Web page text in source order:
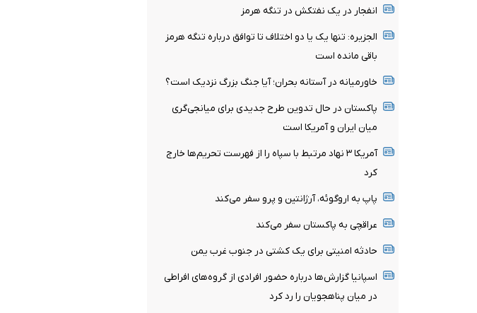
انفجار در یک نفتکش در تنگه هرمز
الجزیره: تنها یک یا دو اختلاف تا توافق درباره تنگه هرمز
باقی مانده است
خاورمیانه در آستانه بحران؛ آیا جنگ بزرگ نزدیک است؟
پاکستان در حال تدوین طرح جدیدی برای میانجی‌گری
میان ایران و آمریکا است
آمریکا ۳ نهاد مرتبط با سپاه را از فهرست تحریم‌ها خارج
کرد
پاپ به اروگوئه، آرژانتین و پرو سفر می‌کند
عراقچی به پاکستان سفر می‌کند
حادثه امنیتی برای یک کشتی در جنوب غرب یمن
اسپانیا گزارش‌ها درباره حضور افرادی از گروه‌های افراطی
در میان پناهجویان را رد کرد